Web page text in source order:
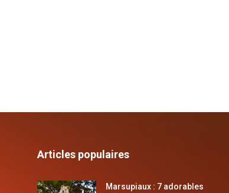
Articles populaires
Marsupiaux : 7 adorables